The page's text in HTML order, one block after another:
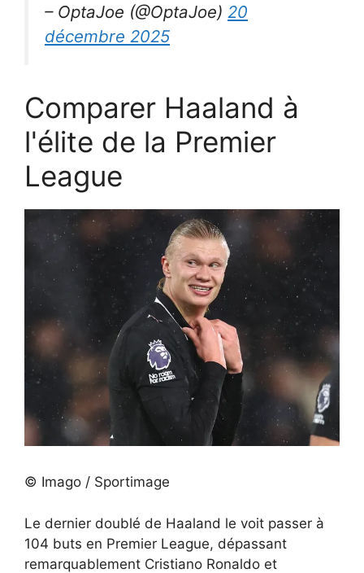
– OptaJoe (@OptaJoe) 20
décembre 2025
Comparer Haaland à
l'élite de la Premier
League
© Imago / Sportimage
Le dernier doublé de Haaland le voit passer à
104 buts en Premier League, dépassant
remarquablement Cristiano Ronaldo et